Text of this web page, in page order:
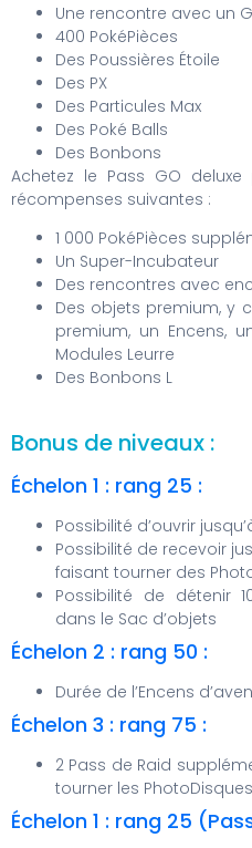
Une rencontre avec un
400 PokéPièces
Des Poussières Étoile
Des PX
Des Particules Max
Des Poké Balls
Des Bonbons
Achetez le Pass GO
récompenses suivantes :
1 000 PokéPièces
Un Super-Incubateur
Des rencontres avec
Des objets premium, y
premium, un Encens,
Modules Leurre
Des Bonbons L
Bonus de niveaux :
Échelon 1 : rang 25 :
Possibilité d’ouvrir
Possibilité de recevoir
faisant tourner des
Possibilité de détenir
dans le Sac d’objets
Échelon 2 : rang 50 :
Durée de l’Encens
Échelon 3 : rang 75 :
2 Pass de Raid
tourner les
Échelon 1 : rang 25